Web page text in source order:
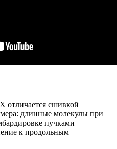
отличается сшивкой
длинные молекулы при
пучками
к продольным